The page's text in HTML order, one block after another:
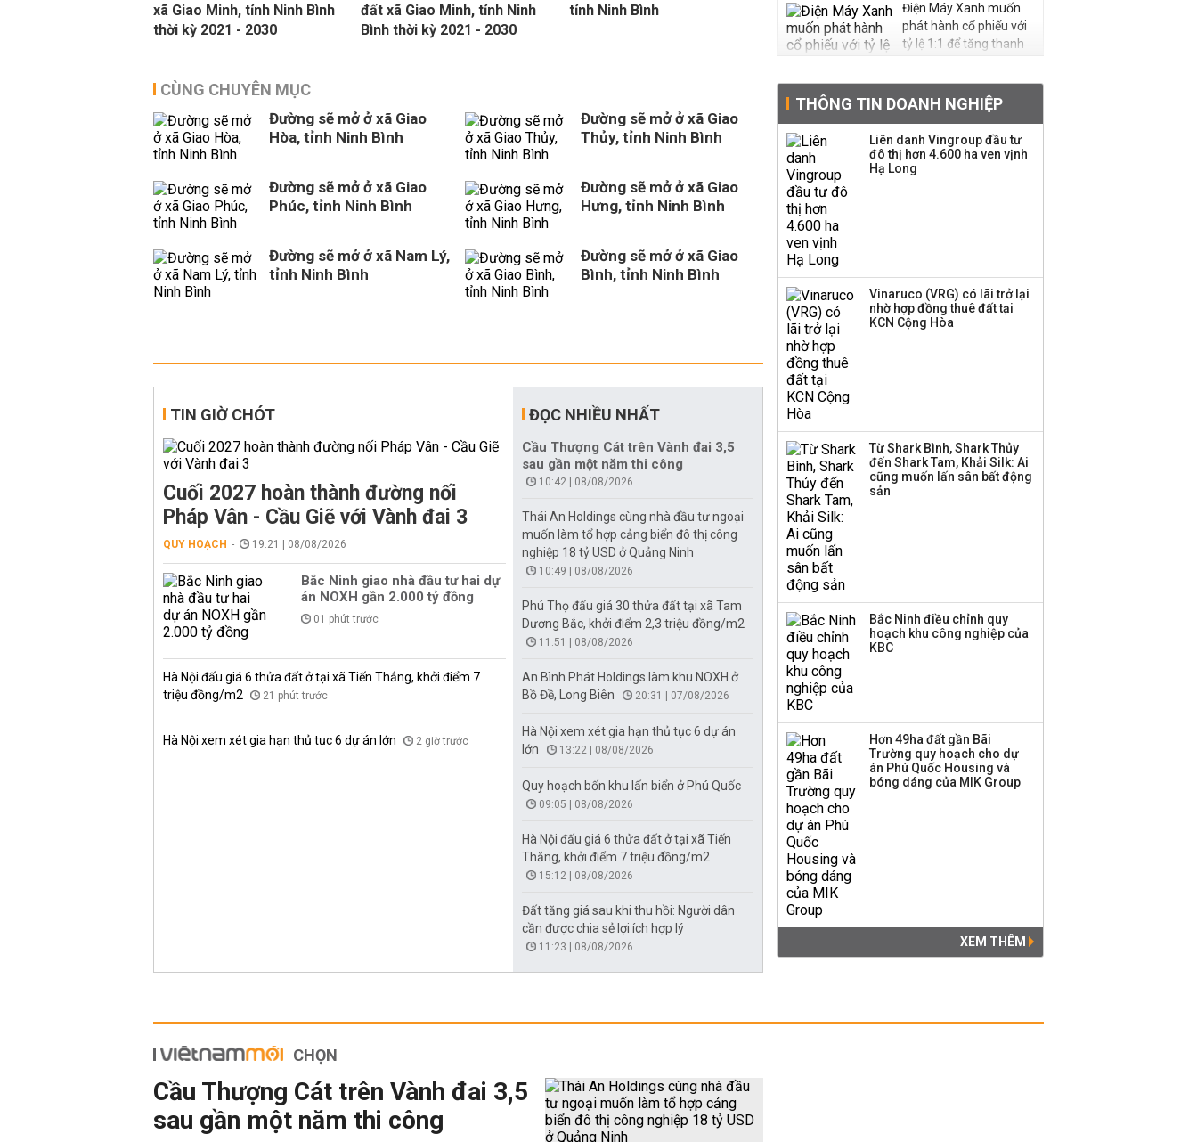
xã Giao Minh, tỉnh Ninh Bình
thời kỳ 2021 - 2030
đất xã Giao Minh, tỉnh Ninh
Bình thời kỳ 2021 - 2030
tỉnh Ninh Bình
CÙNG CHUYÊN MỤC
Đường sẽ mở ở xã Giao
Hòa, tỉnh Ninh Bình
Đường sẽ mở ở xã Giao
Thủy, tỉnh Ninh Bình
Đường sẽ mở ở xã Giao
Phúc, tỉnh Ninh Bình
Đường sẽ mở ở xã Giao
Hưng, tỉnh Ninh Bình
Đường sẽ mở ở xã Nam Lý,
tỉnh Ninh Bình
Đường sẽ mở ở xã Giao
Bình, tỉnh Ninh Bình
TIN GIỜ CHÓT
Cuối 2027 hoàn thành đường nối
Pháp Vân - Cầu Giẽ với Vành đai 3
QUY HOẠCH 19:21 | 08/08/2026
Bắc Ninh giao nhà đầu tư hai dự
án NOXH gần 2.000 tỷ đồng
01 phút trước
Hà Nội đấu giá 6 thửa đất ở tại xã Tiến Thắng, khởi điểm 7
triệu đồng/m2
21 phút trước
Hà Nội xem xét gia hạn thủ tục 6 dự án lớn 2 giờ trước
ĐỌC NHIỀU NHẤT
Cầu Thượng Cát trên Vành đai 3,5
sau gần một năm thi công
10:42 | 08/08/2026
Thái An Holdings cùng nhà đầu tư ngoại
muốn làm tổ hợp cảng biển đô thị công
nghiệp 18 tỷ USD ở Quảng Ninh
10:49 | 08/08/2026
Phú Thọ đấu giá 30 thửa đất tại xã Tam
Dương Bắc, khởi điểm 2,3 triệu đồng/m2
11:51 | 08/08/2026
An Bình Phát Holdings làm khu NOXH ở
Bồ Đề, Long Biên
20:31 | 07/08/2026
Hà Nội xem xét gia hạn thủ tục 6 dự án
lớn
13:22 | 08/08/2026
Quy hoạch bốn khu lấn biển ở Phú Quốc
09:05 | 08/08/2026
Hà Nội đấu giá 6 thửa đất ở tại xã Tiến
Thắng, khởi điểm 7 triệu đồng/m2
15:12 | 08/08/2026
Đất tăng giá sau khi thu hồi: Người dân
cần được chia sẻ lợi ích hợp lý
11:23 | 08/08/2026
Điện Máy Xanh muốn
phát hành cổ phiếu với
tỷ lệ 1:1 để tăng thanh
Sau nhịp điều chỉnh
mạnh, CTCK nhìn thấy
cơ hội ở nhóm cổ phiếu
nào?
hàng
TOP 10 ngân hàng lãi
Công ty 100 tỷ của
Huấn Hoa Hồng bỗng
dưng ‘biến mất’, một
THÔNG TIN DOANH NGHIỆP
Liên danh Vingroup đầu tư
đô thị hơn 4.600 ha ven vịnh
Hạ Long
Vinaruco (VRG) có lãi trở lại
nhờ hợp đồng thuê đất tại
KCN Cộng Hòa
Từ Shark Bình, Shark Thủy
đến Shark Tam, Khải Silk: Ai
cũng muốn lấn sân bất động
sản
Bắc Ninh điều chỉnh quy
hoạch khu công nghiệp của
KBC
Hơn 49ha đất gần Bãi
Trường quy hoạch cho dự
án Phú Quốc Housing và
bóng dáng của MIK Group
XEM THÊM
CHỌN
Cầu Thượng Cát trên Vành đai 3,5
sau gần một năm thi công